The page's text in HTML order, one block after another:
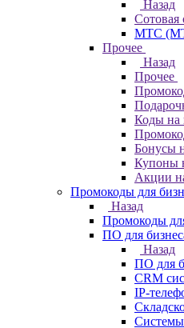
Назад
Сотовая
МТС
Прочее
Назад
Прочее
Коды на
Бонусы
Купоны
Акции
Промокоды для
Назад
Промокоды
ПО для
Назад
ПО для
CRM
IP-
Системы